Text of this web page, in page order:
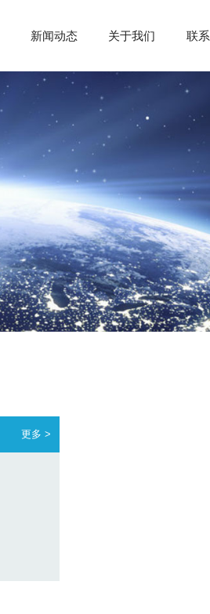
新闻动态 关于我们 联
更多 >